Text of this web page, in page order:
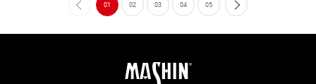
01 02 03 04 05